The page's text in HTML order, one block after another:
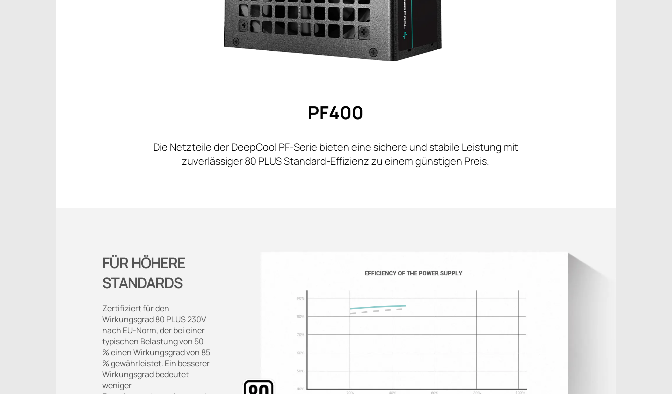
PF400
Die Netzteile der DeepCool PF-Serie bieten eine sichere und stabile Leistung mit
zuverlässiger 80 PLUS Standard-Effizienz zu einem günstigen Preis.
FÜR HÖHERE
STANDARDS
Zertifiziert für den
Wirkungsgrad 80 PLUS 230V
nach EU-Norm, der bei einer
typischen Belastung von 50
% einen Wirkungsgrad von 85
% gewährleistet. Ein besserer
Wirkungsgrad bedeutet
weniger